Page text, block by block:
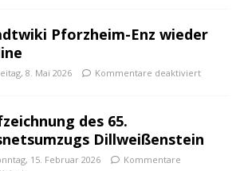
Pforzheim-Enz wieder
8. Mai 2026 Kommentare deaktiviert
des 65.
Dillweißenstein
15. Februar 2026
Kommentare